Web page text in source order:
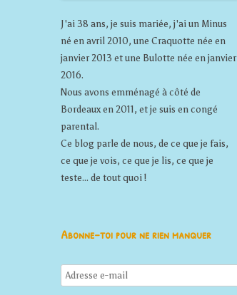
J'ai 38 ans, je suis mariée, j'ai un Minus
né en avril 2010, une Craquotte née en
janvier 2013 et une Bulotte née en janvier
2016.
Nous avons emménagé à côté de
Bordeaux en 2011, et je suis en congé
parental.
Ce blog parle de nous, de ce que je fais,
ce que je vois, ce que je lis, ce que je
teste... de tout quoi !
Abonne-toi pour ne rien manquer
Adresse
e-